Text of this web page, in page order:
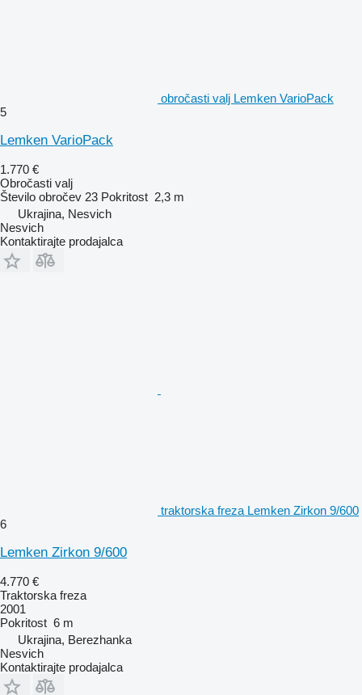
obročasti valj Lemken VarioPack
5
Lemken VarioPack
1.770 €
Obročasti valj
Število obročev 23 Pokritost 2,3 m
Ukrajina, Nesvich
Nesvich
Kontaktirajte prodajalca
traktorska freza Lemken Zirkon 9/600
6
Lemken Zirkon 9/600
4.770 €
Traktorska freza
2001
Pokritost 6 m
Ukrajina, Berezhanka
Nesvich
Kontaktirajte prodajalca